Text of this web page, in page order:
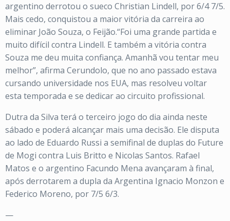
argentino derrotou o sueco Christian Lindell, por 6/4 7/5.
Mais cedo, conquistou a maior vitória da carreira ao
eliminar João Souza, o Feijão.“Foi uma grande partida e
muito difícil contra Lindell. E também a vitória contra
Souza me deu muita confiança. Amanhã vou tentar meu
melhor”, afirma Cerundolo, que no ano passado estava
cursando universidade nos EUA, mas resolveu voltar
esta temporada e se dedicar ao circuito profissional.
Dutra da Silva terá o terceiro jogo do dia ainda neste
sábado e poderá alcançar mais uma decisão. Ele disputa
ao lado de Eduardo Russi a semifinal de duplas do Future
de Mogi contra Luis Britto e Nicolas Santos. Rafael
Matos e o argentino Facundo Mena avançaram à final,
após derrotarem a dupla da Argentina Ignacio Monzon e
Federico Moreno, por 7/5 6/3.
—